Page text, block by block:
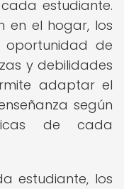
estudiante.
en el hogar, los
de
y debilidades
adaptar el
según
de cada
estudiante, los